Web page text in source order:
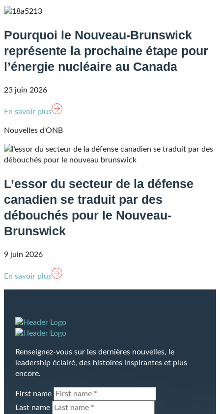
Pourquoi le Nouveau-Brunswick
représente la prochaine étape pour
l’énergie nucléaire au Canada
23 juin 2026
En savoir plus
Nouvelles d'ONB
L’essor du secteur de la défense
canadien se traduit par des
débouchés pour le Nouveau-
Brunswick
9 juin 2026
En savoir plus
page
d'accueil
Renseignez-vous sur les dernières nouvelles, le
leadership éclairé, des histoires inspirantes et plus
encore.
First name
Last name